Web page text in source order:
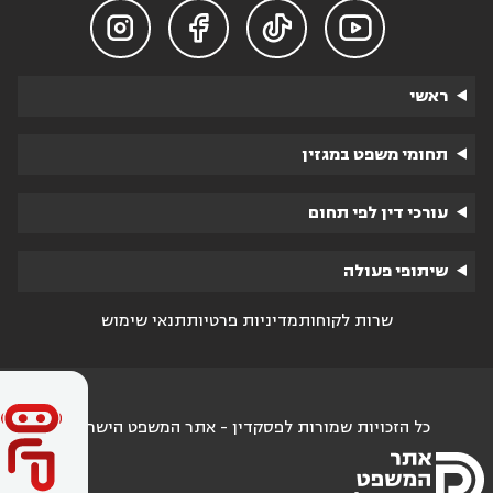




ראשי
תחומי משפט במגזין
עורכי דין לפי תחום
שיתופי פעולה
שרות לקוחותמדיניות פרטיותתנאי שימוש
כל הזכויות שמורות לפסקדין - אתר המשפט הישראלי